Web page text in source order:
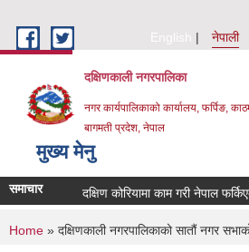
English
नेपाली
दक्षिणकाली नगरपालिका
नगर कार्यपालिकाको कार्यालय, फर्पिङ,
बागमती प्रदेश, नेपाल
मुख्य मेनु
समाचार दक्षिण कोरियामा काम गरी नेपाल
You are here
Home » दक्षिणकाली नगरपालिकाको सातौं नगर